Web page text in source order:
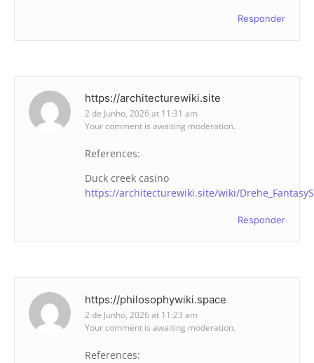
Responder
https://architecturewiki.site
2 de Junho, 2026 at 11:31 am
Your comment is awaiting moderation.
References:
Duck creek casino
https://architecturewiki.site/wiki/
Responder
https://philosophywiki.space
2 de Junho, 2026 at 11:23 am
Your comment is awaiting moderation.
References: